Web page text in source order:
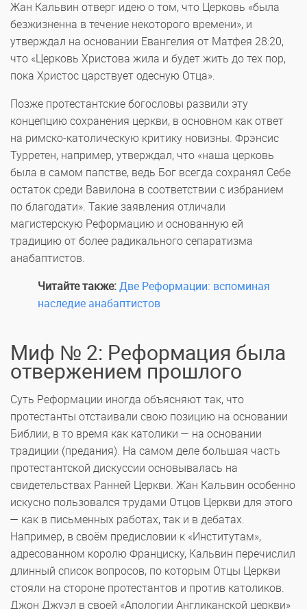
Жан Кальвин отверг идею о том, что Церковь «была
безжизненна в течение некоторого времени», и
утверждал на основании Евангелия от Матфея 28:20,
что «Церковь Христова жила и будет жить до тех пор,
пока Христос царствует одесную Отца».
Позже протестантские богословы развили эту
концепцию сохранения церкви, в основном как ответ
на римско-католическую критику новизны. Фрэнсис
Турретен, например, утверждал, что «наша церковь
была в самом папстве, ведь Бог всегда сохранял Себе
остаток среди Вавилона в соответствии с избранием
по благодати». Такие заявления отличали
магистерскую Реформацию и основанную ей
традицию от более радикального сепаратизма
анабаптистов.
Читайте также: Две Реформации: вспоминая
наследие анабаптистов
Миф № 2: Реформация была
отвержением прошлого
Суть Реформации иногда объясняют так, что
протестанты отстаивали свою позицию на основании
Библии, в то время как католики — на основании
традиции (предания). На самом деле большая часть
протестантской дискуссии основывалась на
свидетельствах Ранней Церкви. Жан Кальвин особенно
искусно пользовался трудами Отцов Церкви для этого
— как в письменных работах, так и в дебатах.
Например, в своём предисловии к «Институтам»,
адресованном королю Франциску, Кальвин перечислил
длинный список вопросов, по которым Отцы Церкви
стояли на стороне протестантов и против католиков.
Джон Джуэл в своей «Апологии Англиканской церкви»